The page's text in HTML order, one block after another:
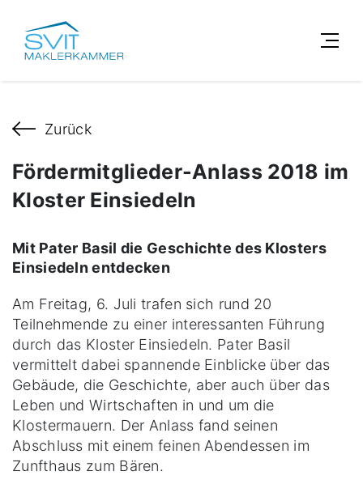
Zurück
Fördermitglieder-Anlass 2018 im
Kloster Einsiedeln
Mit Pater Basil die Geschichte des Klosters
Einsiedeln entdecken
Am Freitag, 6. Juli trafen sich rund 20
Teilnehmende zu einer interessanten Führung
durch das Kloster Einsiedeln. Pater Basil
vermittelt dabei spannende Einblicke über das
Gebäude, die Geschichte, aber auch über das
Leben und Wirtschaften in und um die
Klostermauern. Der Anlass fand seinen
Abschluss mit einem feinen Abendessen im
Zunfthaus zum Bären.